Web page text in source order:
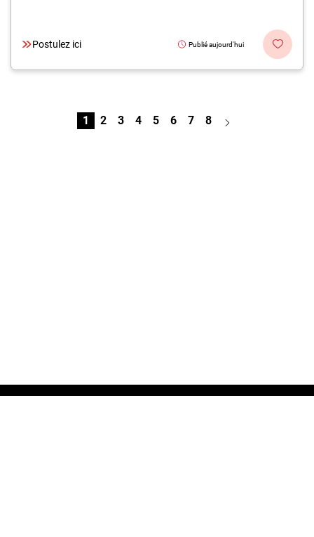
Postulez ici Publié aujourd'hui
1 2 3 4 5 6 7 8